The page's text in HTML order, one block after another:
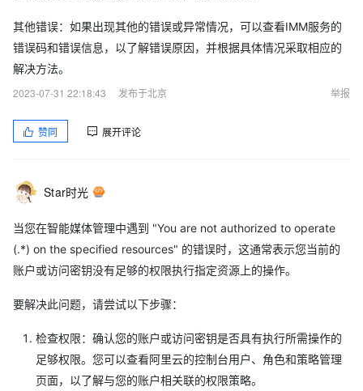
其他错误：如果出现其他的错误或异常情况，可以查看IMM服务的
错误码和错误信息，以了解错误原因，并根据具体情况采取相应的
解决方法。
2023-07-31 22:18:43
发布于北京 举报
赞同 展开评论
Star时光
当您在智能媒体管理中遇到 "You are not authorized to operate
(.*) on the specified resources" 的错误时，这通常表示您当前的
账户或访问密钥没有足够的权限执行指定资源上的操作。
要解决此问题，请尝试以下步骤：
检查权限：确认您的账户或访问密钥是否具有执行所需操作的
足够权限。您可以查看阿里云的控制台用户、角色和策略管理
页面，以了解与您的账户相关联的权限策略。